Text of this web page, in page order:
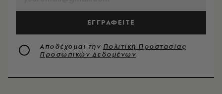
ΕΓΓΡΑΦΕΙΤΕ
Αποδέχομαι την Πολιτική Προστασίας
Προσωπικών Δεδομένων